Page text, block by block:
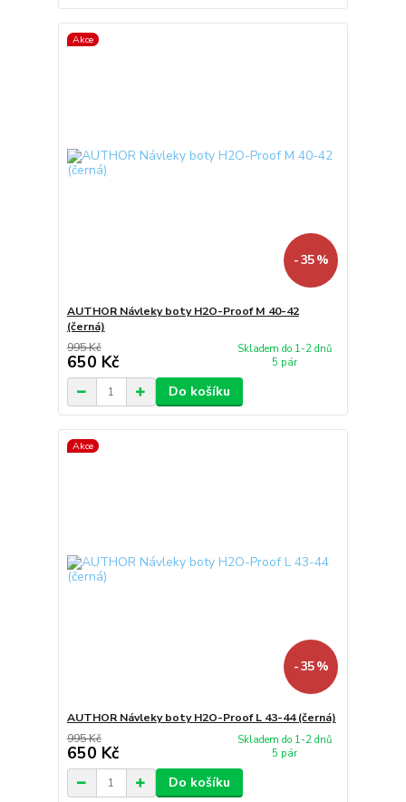
Akce
- 35 %
AUTHOR Návleky boty H2O-Proof M 40-42
(černá)
995 Kč
650 Kč
Skladem do 1-2 dnů
5 pár
Do košíku
Akce
- 35 %
AUTHOR Návleky boty H2O-Proof L 43-44 (černá)
995 Kč
650 Kč
Skladem do 1-2 dnů
5 pár
Do košíku